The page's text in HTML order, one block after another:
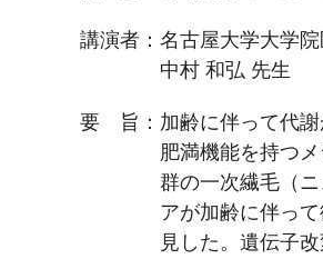
講演者：名古屋大学大学
中村 和弘 先生
要 旨：加齢に伴って代謝
肥満機能を持つ
群の一次繊毛（
アが加齢に伴っ
見した。遺伝子